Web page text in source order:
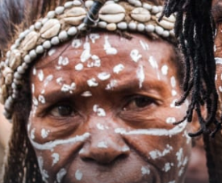
DĚJIN
FILMY
REALITA
HORORY
REALITA
OPTICKÉ
KLAMY